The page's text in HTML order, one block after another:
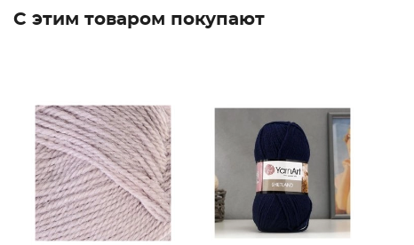
С этим товаром покупают